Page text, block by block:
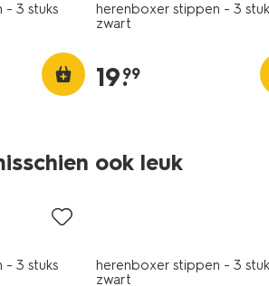
- 3 stuks
herenboxer stippen - 3
zwart
19.
99
ook leuk
- 3 stuks
3 stuks
herenboxer stippen - 3
zwart